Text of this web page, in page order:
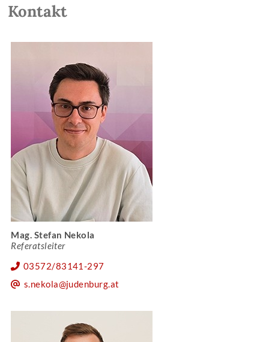
Kontakt
Mag. Stefan Nekola
Referatsleiter
03572/83141-297
s.nekola@judenburg.at